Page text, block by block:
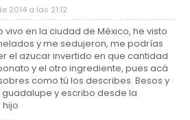
2014 a las 21:12
vivo en la ciudad de México, he visto
y me sedujeron, me podrías
el azucar invertido en que cantidad
y el otro ingrediente, pues acá
como tú los describes. Besos y
guadalupe y escribo desde la